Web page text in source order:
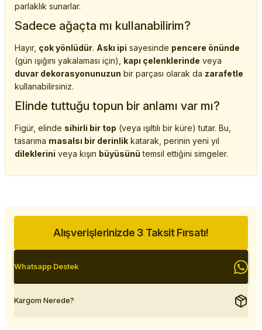
parlaklık sunarlar.
Sadece ağaçta mı kullanabilirim?
Hayır, çok yönlüdür. Askı ipi sayesinde pencere önünde
(gün ışığını yakalaması için), kapı çelenklerinde veya
duvar dekorasyonunuzun bir parçası olarak da zarafetle
kullanabilirsiniz.
Elinde tuttuğu topun bir anlamı var mı?
Figür, elinde sihirli bir top (veya ışıltılı bir küre) tutar. Bu,
tasarıma masalsı bir derinlik katarak, perinin yeni yıl
dileklerini veya kışın büyüsünü temsil ettiğini simgeler.
Alışverişlerinizde 3 Taksit Fırsatı!
Whatsapp Destek
Kargom Nerede?